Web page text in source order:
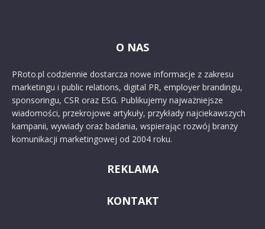
O NAS
PRoto.pl codziennie dostarcza nowe informacje z zakresu
marketingu i public relations, digital PR, employer brandingu,
sponsoringu, CSR oraz ESG. Publikujemy najważniejsze
wiadomości, przekrojowe artykuły, przykłady najciekawszych
kampanii, wywiady oraz badania, wspierając rozwój branży
komunikacji marketingowej od 2004 roku.
REKLAMA
KONTAKT